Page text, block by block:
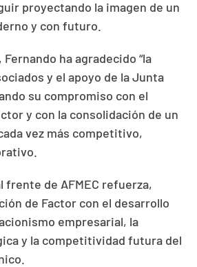
proyectando la imagen de un
y con futuro.
ha agradecido “la
y el apoyo de la Junta
su compromiso con el
y con la consolidación de un
vez más competitivo,
frente de AFMEC refuerza,
de Factor con el desarrollo
empresarial, la
y la competitividad futura del